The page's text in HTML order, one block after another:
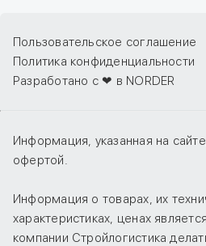
Пользовательское соглашение
Политика конфиденциальности
Разработано с ❤ в NORDER
Информация, указанная на
офертой.
Информация о товарах, их
характеристиках, ценах
компании Стройлогистика